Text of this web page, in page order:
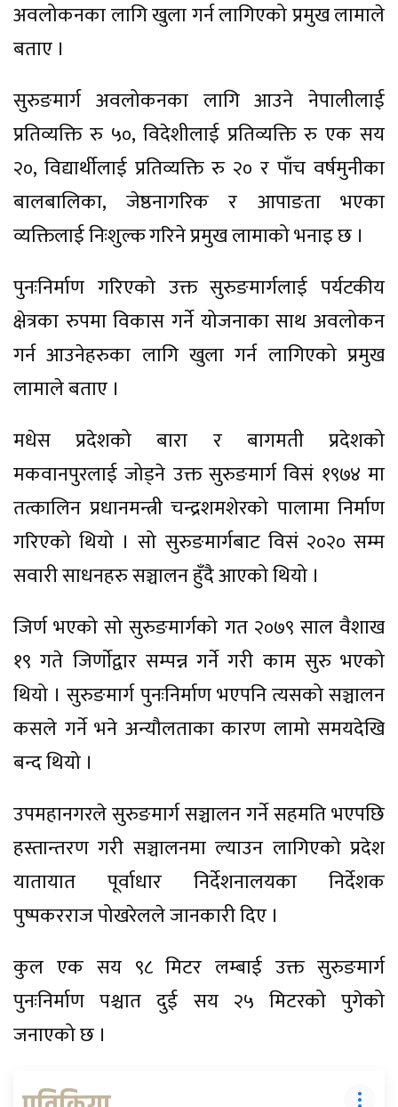
अवलोकनका लागि खुला गर्न लागिएको प्रमुख लामाले
बताए ।
सुरुङमार्ग अवलोकनका लागि आउने नेपालीलाई
प्रतिव्यक्ति रु ५०, विदेशीलाई प्रतिव्यक्ति रु एक सय
२०, विद्यार्थीलाई प्रतिव्यक्ति रु २० र पाँच वर्षमुनीका
बालबालिका, जेष्ठनागरिक र आपाङता भएका
व्यक्तिलाई निःशुल्क गरिने प्रमुख लामाको भनाइ छ ।
पुनःनिर्माण गरिएको उक्त सुरुङमार्गलाई पर्यटकीय
क्षेत्रका रुपमा विकास गर्ने योजनाका साथ अवलोकन
गर्न आउनेहरुका लागि खुला गर्न लागिएको प्रमुख
लामाले बताए ।
मधेस प्रदेशको बारा र बागमती प्रदेशको
मकवानपुरलाई जोड्ने उक्त सुरुङमार्ग विसं १९७४ मा
तत्कालिन प्रधानमन्त्री चन्द्रशमशेरको पालामा निर्माण
गरिएको थियो । सो सुरुङमार्गबाट विसं २०२० सम्म
सवारी साधनहरु सञ्चालन हुँदै आएको थियो ।
जिर्ण भएको सो सुरुङमार्गको गत २०७९ साल वैशाख
१९ गते जिर्णाेद्वार सम्पन्न गर्ने गरी काम सुरु भएको
थियो । सुरुङमार्ग पुनःनिर्माण भएपनि त्यसको सञ्चालन
कसले गर्ने भने अन्यौलताका कारण लामो समयदेखि
बन्द थियो ।
उपमहानगरले सुरुङमार्ग सञ्चालन गर्ने सहमति भएपछि
हस्तान्तरण गरी सञ्चालनमा ल्याउन लागिएको प्रदेश
यातायात पूर्वाधार निर्देशनालयका निर्देशक
पुष्पकरराज पोखरेलले जानकारी दिए ।
कुल एक सय ९८ मिटर लम्बाई उक्त सुरुङमार्ग
पुनःनिर्माण पश्चात दुई सय २५ मिटरको पुगेको
जनाएको छ ।